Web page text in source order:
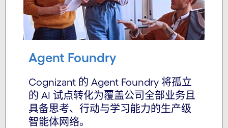
Agent Foundry
Cognizant 的 Agent Foundry 将孤立
的 AI 试点转化为覆盖公司全部业务且
具备思考、行动与学习能力的生产级
智能体网络。